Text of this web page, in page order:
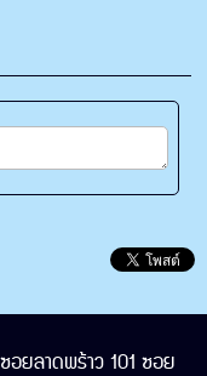
ยลาดพร้าว 101 ซอย